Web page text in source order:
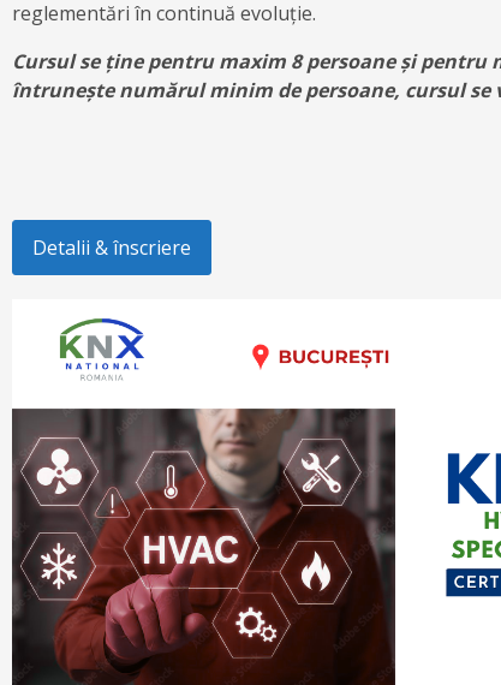
reglementări în continuă evoluție.
Cursul se ține pentru maxim 8 persoane și pentru
întrunește numărul minim de persoane, cursul se
Detalii & înscriere